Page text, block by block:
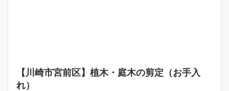
【川崎市宮前区】植木・庭木の剪定（お手入
れ）